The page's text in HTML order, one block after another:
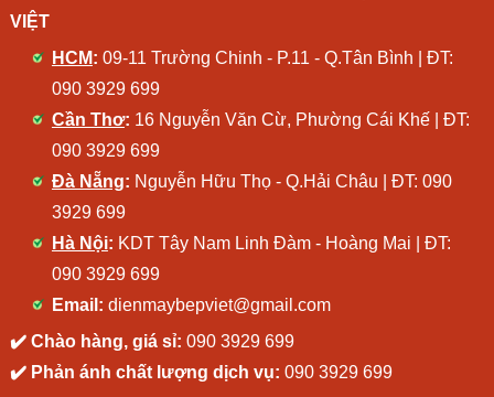
VIỆT
HCM: 09-11 Trường Chinh - P.11 - Q.Tân Bình | ĐT:
090 3929 699
Cần Thơ: 16 Nguyễn Văn Cừ, Phường Cái Khế | ĐT:
090 3929 699
Đà Nẵng: Nguyễn Hữu Thọ - Q.Hải Châu | ĐT: 090
3929 699
Hà Nội: KDT Tây Nam Linh Đàm - Hoàng Mai | ĐT:
090 3929 699
Email: dienmaybepviet@gmail.com
✔️ Chào hàng, giá sỉ: 090 3929 699
✔️ Phản ánh chất lượng dịch vụ: 090 3929 699